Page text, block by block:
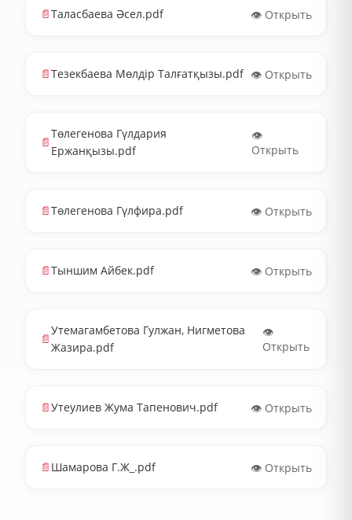
📄Таласбаева Әсел.pdf 👁️ Открыть
📄Тезекбаева Мөлдір Талғатқызы.pdf 👁️ Открыть
📄
Төлегенова Гүлдария
Ержанқызы.pdf
👁️
Открыть
📄Төлегенова Гүлфира.pdf 👁️ Открыть
📄Тыншим Айбек.pdf 👁️ Открыть
📄
Утемагамбетова Гулжан, Нигметова
Жазира.pdf
👁️
Открыть
📄Утеулиев Жума Тапенович.pdf 👁️ Открыть
📄 Шамарова Г.Ж_.pdf 👁️ Открыть